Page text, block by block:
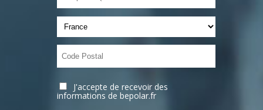
J'accepte de recevoir des
informations de bepolar.fr